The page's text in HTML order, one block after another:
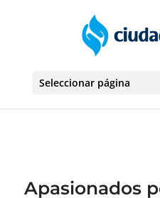
Seleccionar página
Apasionados